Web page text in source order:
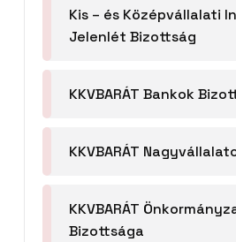
Kis – és Középvállalati
Jelenlét Bizottság
KKVBARÁT Bankok
KKVBARÁT
KKVBARÁT
Bizottsága